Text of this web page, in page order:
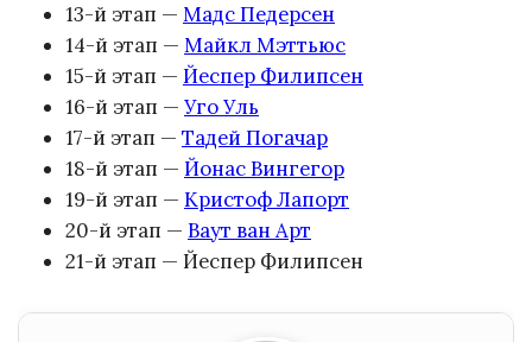
13-й этап — Мадс Педерсен
14-й этап — Майкл Мэттьюс
15-й этап — Йеспер Филипсен
16-й этап — Уго Уль
17-й этап — Тадей Погачар
18-й этап — Йонас Вингегор
19-й этап — Кристоф Лапорт
20-й этап — Ваут ван Арт
21-й этап — Йеспер Филипсен